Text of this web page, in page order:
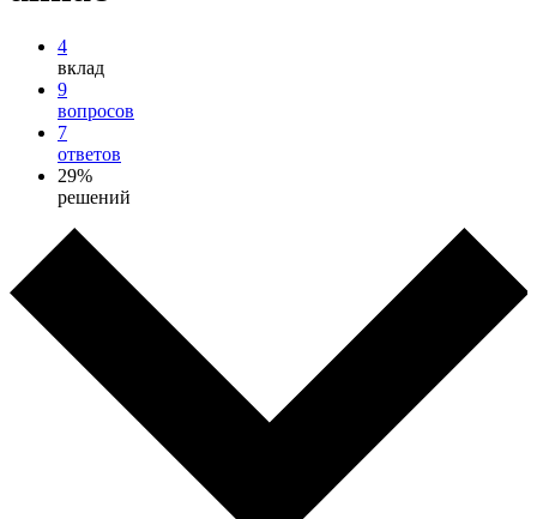
4
вклад
9
вопросов
7
ответов
29%
решений